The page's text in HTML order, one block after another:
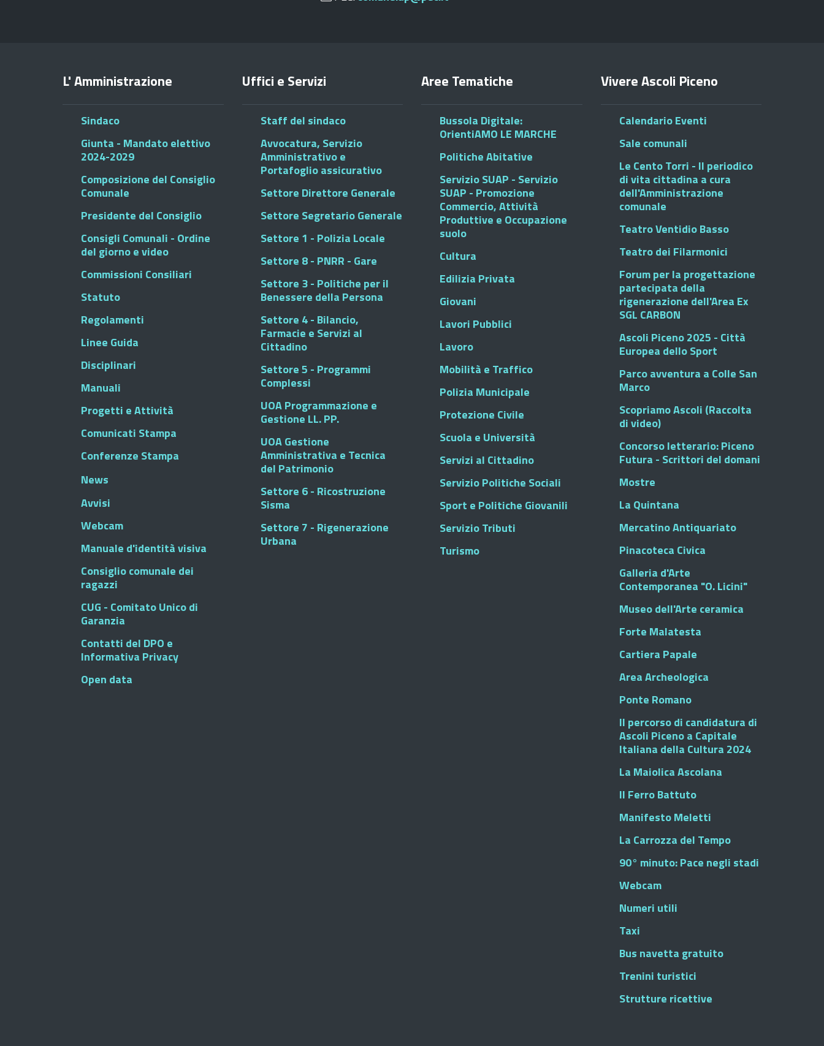
L' Amministrazione
Sindaco
Giunta - Mandato elettivo
2024-2029
Composizione del Consiglio
Comunale
Presidente del Consiglio
Consigli Comunali - Ordine
del giorno e video
Commissioni Consiliari
Statuto
Regolamenti
Linee Guida
Disciplinari
Manuali
Progetti e Attività
Comunicati Stampa
Conferenze Stampa
News
Avvisi
Webcam
Manuale d'identità visiva
Consiglio comunale dei
ragazzi
CUG - Comitato Unico di
Garanzia
Contatti del DPO e
Informativa Privacy
Open data
Uffici e Servizi
Staff del sindaco
Avvocatura, Servizio
Amministrativo e
Portafoglio assicurativo
Settore Direttore Generale
Settore Segretario Generale
Settore 1 - Polizia Locale
Settore 8 - PNRR - Gare
Settore 3 - Politiche per il
Benessere della Persona
Settore 4 - Bilancio,
Farmacie e Servizi al
Cittadino
Settore 5 - Programmi
Complessi
UOA Programmazione e
Gestione LL. PP.
UOA Gestione
Amministrativa e Tecnica
del Patrimonio
Settore 6 - Ricostruzione
Sisma
Settore 7 - Rigenerazione
Urbana
Aree Tematiche
Bussola Digitale:
OrientiAMO LE MARCHE
Politiche Abitative
Servizio SUAP - Servizio
SUAP - Promozione
Commercio, Attività
Produttive e Occupazione
suolo
Cultura
Edilizia Privata
Giovani
Lavori Pubblici
Lavoro
Mobilità e Traffico
Polizia Municipale
Protezione Civile
Scuola e Università
Servizi al Cittadino
Servizio Politiche Sociali
Sport e Politiche Giovanili
Servizio Tributi
Turismo
Vivere Ascoli Piceno
Calendario Eventi
Sale comunali
Le Cento Torri - Il periodico
di vita cittadina a cura
dell'Amministrazione
comunale
Teatro Ventidio Basso
Teatro dei Filarmonici
Forum per la progettazione
partecipata della
rigenerazione dell'Area Ex
SGL CARBON
Ascoli Piceno 2025 - Città
Europea dello Sport
Parco avventura a Colle San
Marco
Scopriamo Ascoli (Raccolta
di video)
Concorso letterario: Piceno
Futura - Scrittori del domani
Mostre
La Quintana
Mercatino Antiquariato
Pinacoteca Civica
Galleria d'Arte
Contemporanea "O. Licini"
Museo dell'Arte ceramica
Forte Malatesta
Cartiera Papale
Area Archeologica
Ponte Romano
Il percorso di candidatura di
Ascoli Piceno a Capitale
Italiana della Cultura 2024
La Maiolica Ascolana
Il Ferro Battuto
Manifesto Meletti
La Carrozza del Tempo
90° minuto: Pace negli stadi
Webcam
Numeri utili
Taxi
Bus navetta gratuito
Trenini turistici
Strutture ricettive